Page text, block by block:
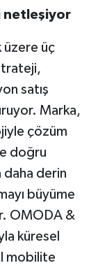
netleşiyor
üzere üç
satış
Marka,
çözüm
doğru
daha derin
büyüme
OMODA &
küresel
mobilite